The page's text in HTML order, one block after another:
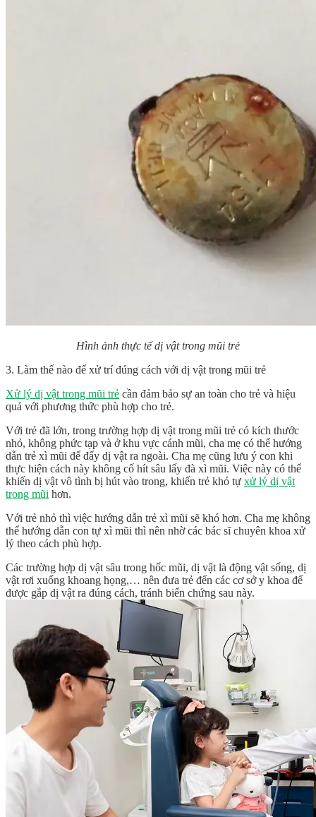
Hình ảnh thực tế dị vật trong mũi trẻ
3. Làm thế nào để xử trí đúng cách với dị vật trong mũi trẻ
Xử lý dị vật trong mũi trẻ cần đảm bảo sự an toàn cho trẻ và hiệu
quả với phương thức phù hợp cho trẻ.
Với trẻ đã lớn, trong trường hợp dị vật trong mũi trẻ có kích thước
nhỏ, không phức tạp và ở khu vực cánh mũi, cha mẹ có thể hướng
dẫn trẻ xì mũi để đẩy dị vật ra ngoài. Cha mẹ cũng lưu ý con khi
thực hiện cách này không cố hít sâu lấy đà xì mũi. Việc này có thể
khiến dị vật vô tình bị hút vào trong, khiến trẻ khó tự xử lý dị vật
trong mũi hơn.
Với trẻ nhỏ thì việc hướng dẫn trẻ xì mũi sẽ khó hơn. Cha mẹ không
thể hướng dẫn con tự xì mũi thì nên nhờ các bác sĩ chuyên khoa xử
lý theo cách phù hợp.
Các trường hợp dị vật sâu trong hốc mũi, dị vật là động vật sống, dị
vật rơi xuống khoang họng,… nên đưa trẻ đến các cơ sở y khoa để
được gắp dị vật ra đúng cách, tránh biến chứng sau này.